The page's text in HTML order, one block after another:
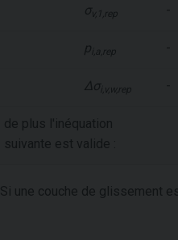
σv,1,rep -
p i,a,rep -
Δσ i,v,w,rep -
de plus l'inéquation
suivante est valide :
Si une couche de glissement